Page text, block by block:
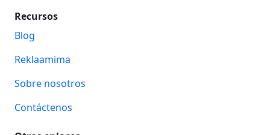
Recursos
Blog
Reklaamima
Sobre nosotros
Contáctenos